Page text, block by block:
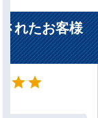
れたお客様
星5
starstar